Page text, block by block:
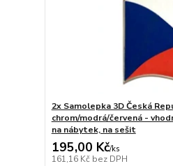
2x Samolepka 3D Česká
chrom/modrá/červená -
na nábytek, na sešit
195,00 Kč/ks
161,16 Kč bez DPH